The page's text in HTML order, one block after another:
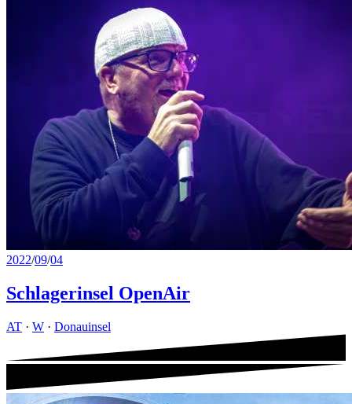
2022/09/04
Schlagerinsel OpenAir
AT · W · Donauinsel